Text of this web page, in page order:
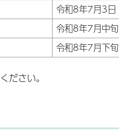
令和8年7月3日
令和8年7月中旬
令和8年7月下旬
ださい。